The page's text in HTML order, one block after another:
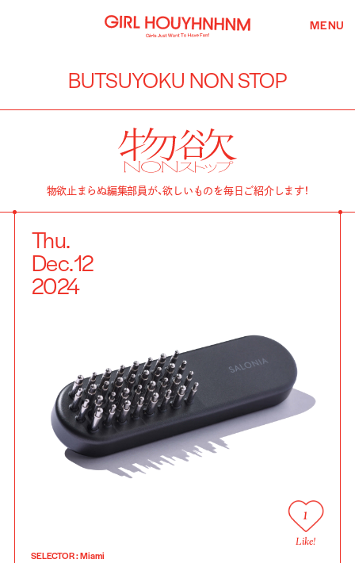
MENU
BUTSUYOKU NON STOP
物欲止まらぬ編集部員が、欲しいものを毎日ご紹介します！
Thu.
Dec.12
2024
1
Like!
SELECTOR: Miami